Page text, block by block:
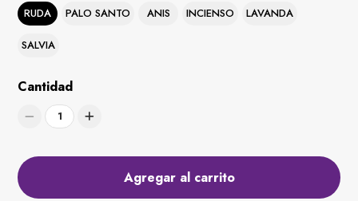
RUDA PALO SANTO ANIS INCIENSO LAVANDA
SALVIA
Cantidad
1
Agregar al carrito